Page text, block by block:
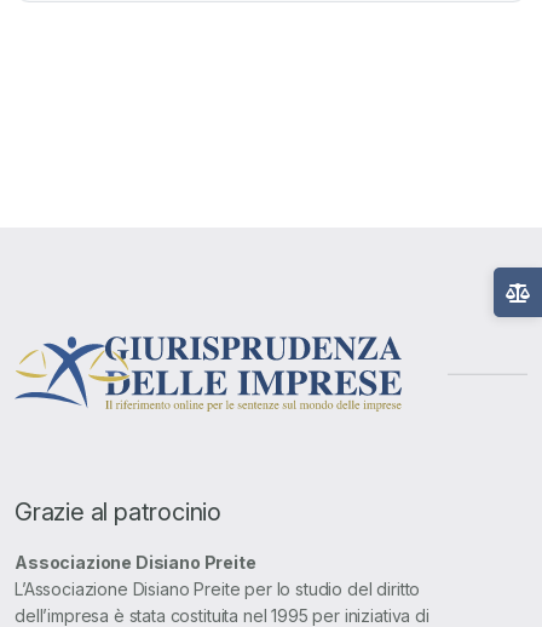
Grazie al patrocinio
Associazione Disiano Preite
L’Associazione Disiano Preite per lo studio del diritto
dell’impresa è stata costituita nel 1995 per iniziativa di